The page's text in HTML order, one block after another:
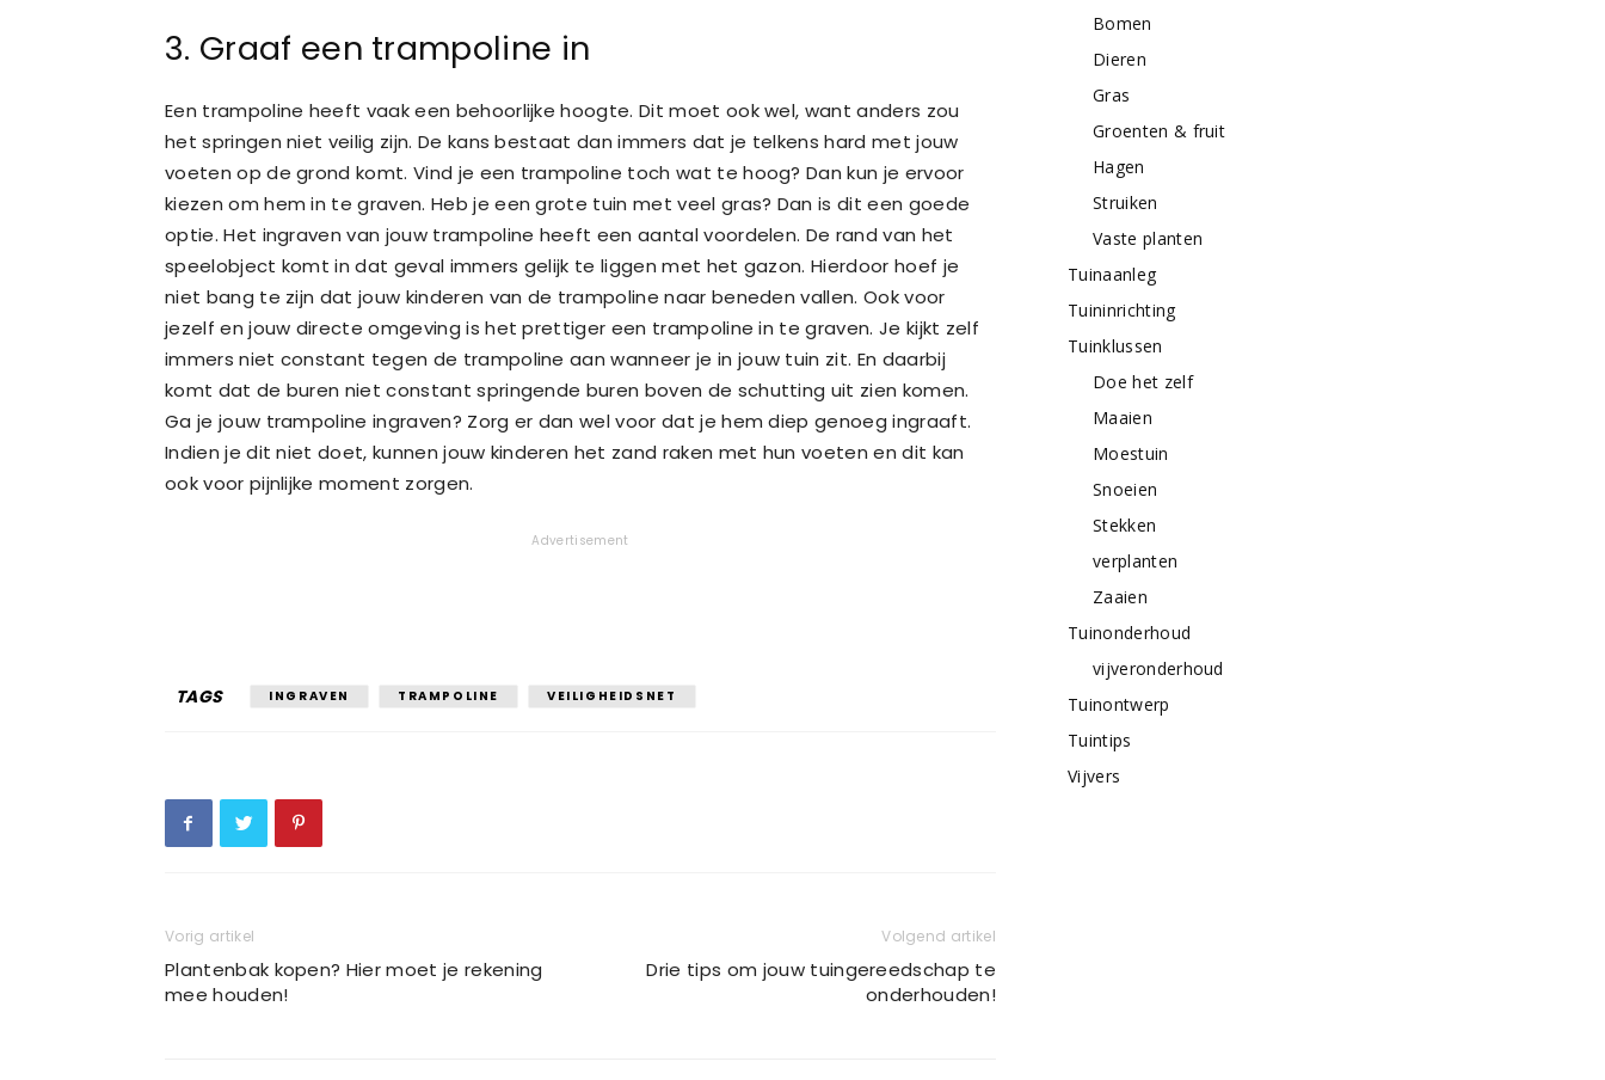
3. Graaf een trampoline in
Een trampoline heeft vaak een behoorlijke hoogte. Dit moet ook wel, want anders zou
het springen niet veilig zijn. De kans bestaat dan immers dat je telkens hard met jouw
voeten op de grond komt. Vind je een trampoline toch wat te hoog? Dan kun je ervoor
kiezen om hem in te graven. Heb je een grote tuin met veel gras? Dan is dit een goede
optie. Het ingraven van jouw trampoline heeft een aantal voordelen. De rand van het
speelobject komt in dat geval immers gelijk te liggen met het gazon. Hierdoor hoef je
niet bang te zijn dat jouw kinderen van de trampoline naar beneden vallen. Ook voor
jezelf en jouw directe omgeving is het prettiger een trampoline in te graven. Je kijkt zelf
immers niet constant tegen de trampoline aan wanneer je in jouw tuin zit. En daarbij
komt dat de buren niet constant springende buren boven de schutting uit zien komen.
Ga je jouw trampoline ingraven? Zorg er dan wel voor dat je hem diep genoeg ingraaft.
Indien je dit niet doet, kunnen jouw kinderen het zand raken met hun voeten en dit kan
ook voor pijnlijke moment zorgen.
Advertisement
TAGS INGRAVEN TRAMPOLINE VEILIGHEIDSNET
Vorig artikel
Plantenbak kopen? Hier moet je rekening
mee houden!
Volgend artikel
Drie tips om jouw tuingereedschap te
onderhouden!
Bomen
Dieren
Gras
Groenten & fruit
Hagen
Struiken
Vaste planten
Tuinaanleg
Tuininrichting
Tuinklussen
Doe het zelf
Maaien
Moestuin
Snoeien
Stekken
verplanten
Zaaien
Tuinonderhoud
vijveronderhoud
Tuinontwerp
Tuintips
Vijvers